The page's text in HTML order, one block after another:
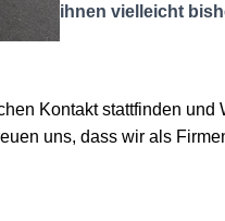
ihnen vielleicht
Kontakt stattfinden und
uns, dass wir als